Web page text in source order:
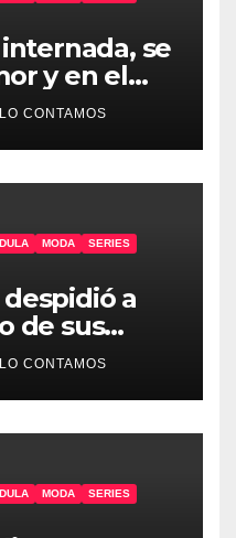
internada, se
y en el
CONTAMOS
MODA
SERIES
a
de sus
CONTAMOS
MODA
SERIES